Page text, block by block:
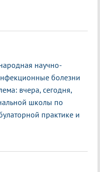
научно-
болезни
вчера, сегодня,
школы по
практике и